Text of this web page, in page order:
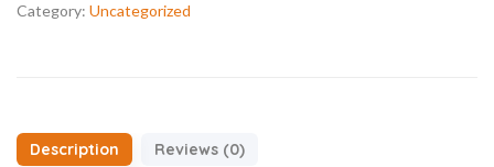
Category: Uncategorized
Description Reviews (0)